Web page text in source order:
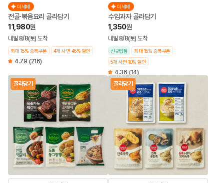
더세페
전골·볶음요리 골라담기
11,980원
내일 8/8(토) 도착
최대 15% 중복쿠폰 4개 사면 45% 할인
4.79 (216)
더세페
수입과자 골라담기
1,350원
내일 8/8(토) 도착
신규입점
최대 15% 중복쿠폰
5개 사면 10% 할인
4.36 (14)
골라담기
골라담기